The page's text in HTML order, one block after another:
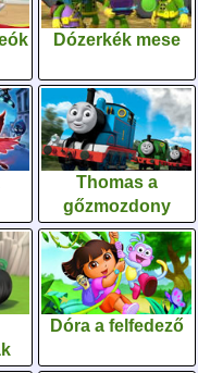
Dózerkék mese
Thomas a
gőzmozdony
Dóra a felfedező